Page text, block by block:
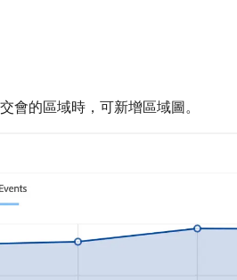
會的區域時，可新增區域圖。